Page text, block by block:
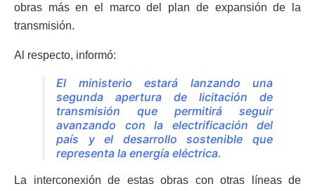
obras más en el marco del plan de expansión de la
transmisión.
Al respecto, informó:
El ministerio estará lanzando una
segunda apertura de licitación de
transmisión que permitirá seguir
avanzando con la electrificación del
país y el desarrollo sostenible que
representa la energía eléctrica.
La interconexión de estas obras con otras líneas de